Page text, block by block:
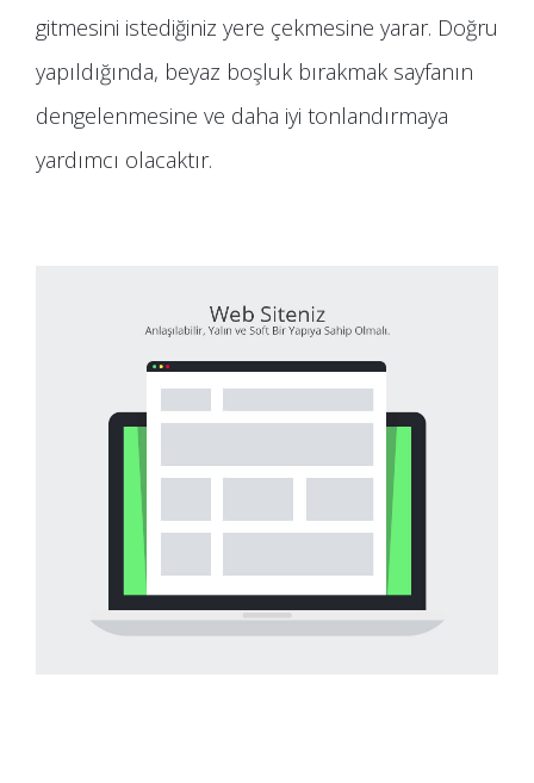
gitmesini istediğiniz yere çekmesine yarar. Doğru
yapıldığında, beyaz boşluk bırakmak sayfanın
dengelenmesine ve daha iyi tonlandırmaya
yardımcı olacaktır.